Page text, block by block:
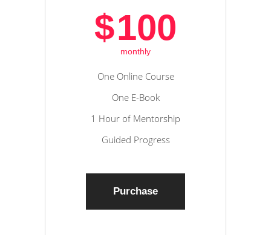
$100
monthly
One Online Course
One E-Book
1 Hour of Mentorship
Guided Progress
Purchase